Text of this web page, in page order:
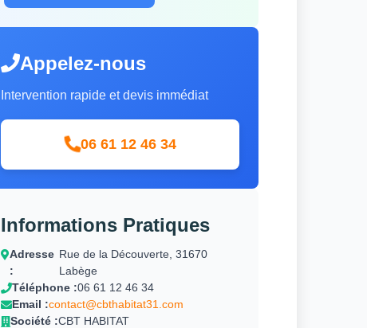
Appelez-nous
Intervention rapide et devis immédiat
06 61 12 46 34
Informations Pratiques
Adresse
:
Rue de la Découverte, 31670
Labège
Téléphone :06 61 12 46 34
Email :contact@cbthabitat31.com
Société :CBT HABITAT